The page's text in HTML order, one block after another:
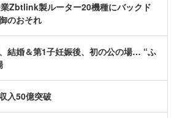
業Zbtlink製ルーター20機種にバックド
のおそれ
結婚＆第1子妊娠後、初の公の場… “ふ
入50億突破